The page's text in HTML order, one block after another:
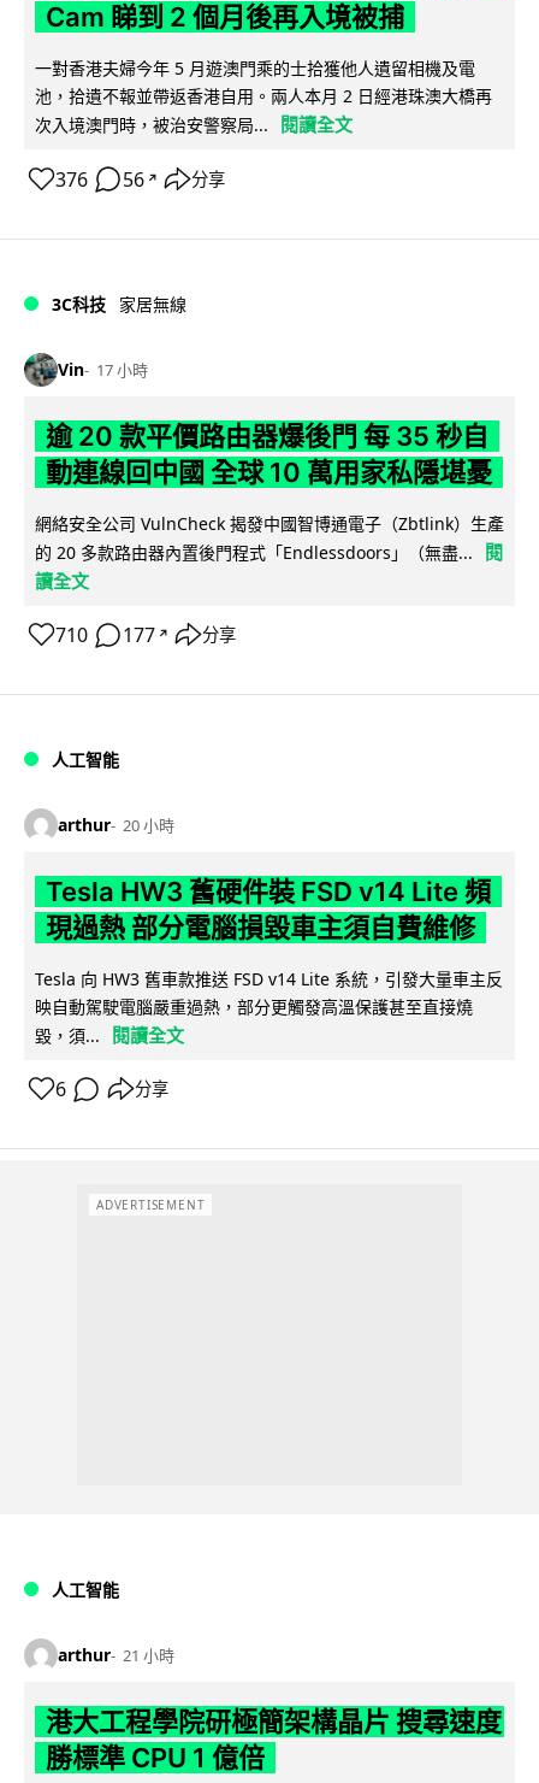
Cam 睇到 2 個月後再入境被捕
一對香港夫婦今年 5 月遊澳門乘的士拾獲他人遺留相機及電
池，拾遺不報並帶返香港自用。兩人本月 2 日經港珠澳大橋再
次入境澳門時，被治安警察局...
閱讀全文
376 56 ↗ 分享
3C科技 家居無線
Vin 17 小時
逾 20 款平價路由器爆後門 每 35 秒自
動連線回中國 全球 10 萬用家私隱堪憂
網絡安全公司 VulnCheck 揭發中國智博通電子（Zbtlink）生產
的 20 多款路由器內置後門程式「Endlessdoors」（無盡...
閱
讀全文
710 177 ↗ 分享
人工智能
arthur 20 小時
Tesla HW3 舊硬件裝 FSD v14 Lite 頻
現過熱 部分電腦損毀車主須自費維修
Tesla 向 HW3 舊車款推送 FSD v14 Lite 系統，引發大量車主反
映自動駕駛電腦嚴重過熱，部分更觸發高溫保護甚至直接燒
毀，須...
閱讀全文
6 分享
ADVERTISEMENT
人工智能
arthur 21 小時
港大工程學院研極簡架構晶片 搜尋速度
勝標準 CPU 1 億倍